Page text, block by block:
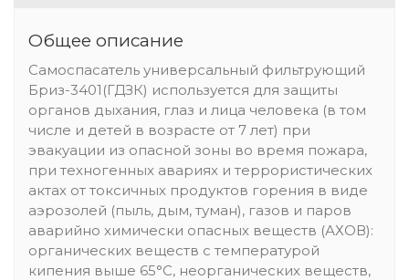
Общее описание
Самоспасатель универсальный фильтрующий
Бриз-3401(ГДЗК) используется для защиты
органов дыхания, глаз и лица человека (в том
числе и детей в возрасте от 7 лет) при
эвакуации из опасной зоны во время пожара,
при техногенных авариях и террористических
актах от токсичных продуктов горения в виде
аэрозолей (пыль, дым, туман), газов и паров
аварийно химически опасных веществ (АХОВ):
органических веществ с температурой
кипения выше 65°С, неорганических веществ,